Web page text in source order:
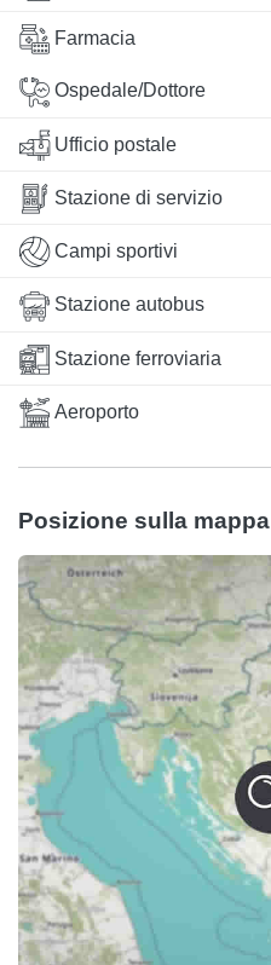
Farmacia
Ospedale/Dottore
Ufficio postale
Stazione di servizio
Campi sportivi
Stazione autobus
Stazione ferroviaria
Aeroporto
Posizione sulla mappa